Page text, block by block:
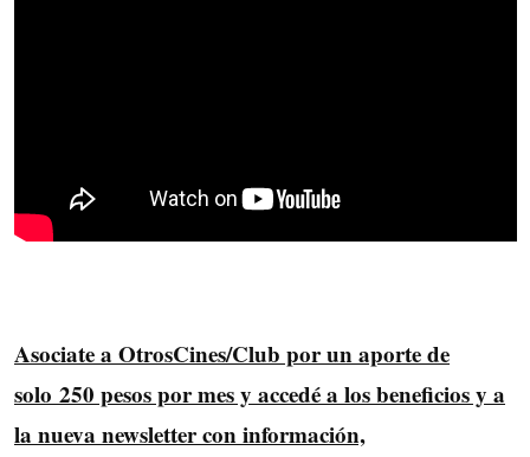
Asociate a OtrosCines/Club por un aporte de
solo 250 pesos por mes y accedé a los beneficios y a
la nueva newsletter con información,